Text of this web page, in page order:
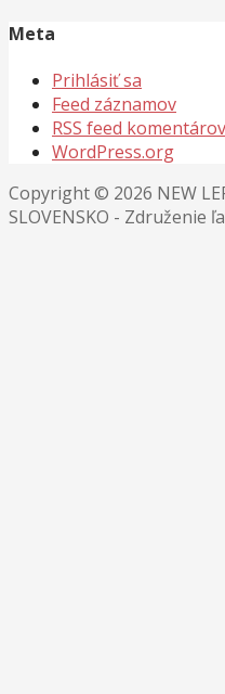
Meta
Prihlásiť sa
Feed záznamov
RSS feed komentárov
WordPress.org
Copyright © 2026 NEW
SLOVENSKO - Združenie